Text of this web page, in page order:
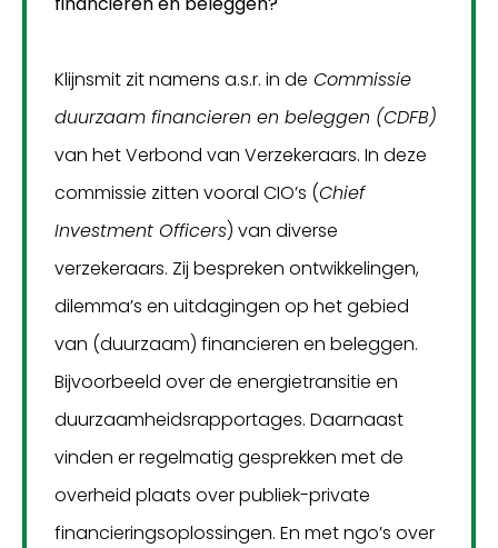
Klijnsmit zit namens a.s.r. in de Commissie
duurzaam financieren en beleggen (CDFB)
van het Verbond van Verzekeraars. In deze
commissie zitten vooral CIO’s (Chief
Investment Officers) van diverse
verzekeraars. Zij bespreken ontwikkelingen,
dilemma’s en uitdagingen op het gebied
van (duurzaam) financieren en beleggen.
Bijvoorbeeld over de energietransitie en
duurzaamheidsrapportages. Daarnaast
vinden er regelmatig gesprekken met de
overheid plaats over publiek-private
financieringsoplossingen. En met ngo’s over